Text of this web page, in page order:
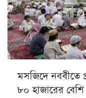
মসজিদে নববীতে
৮০ হাজারের বেশি